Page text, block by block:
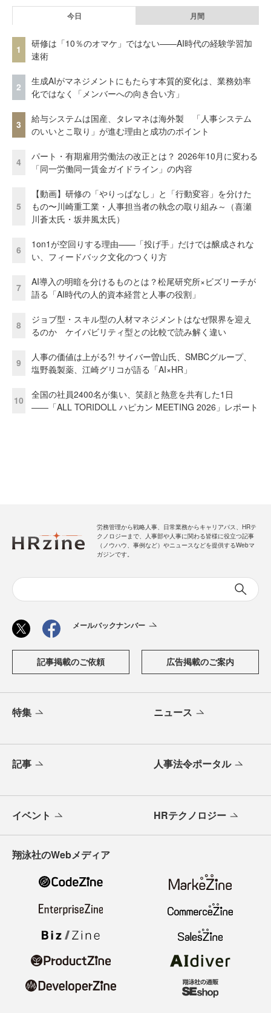
今日 月間
1
研修は「10％のオマケ」ではない——AI時代の経験学習加
速術
2
生成AIがマネジメントにもたらす本質的変化は、業務効率
化ではなく「メンバーへの向き合い方」
3
給与システムは国産、タレマネは海外製 「人事システム
のいいとこ取り」が進む理由と成功のポイント
4
パート・有期雇用労働法の改正とは？ 2026年10月に変わる
「同一労働同一賃金ガイドライン」の内容
5
【動画】研修の「やりっぱなし」と「行動変容」を分けた
もの〜川崎重工業・人事担当者の執念の取り組み～（喜瀬
川蒼太氏・坂井風太氏）
6
1on1が空回りする理由——「投げ手」だけでは醸成されな
い、フィードバック文化のつくり方
7
AI導入の明暗を分けるものとは？松尾研究所×ビズリーチが
語る「AI時代の人的資本経営と人事の役割」
8
ジョブ型・スキル型の人材マネジメントはなぜ限界を迎え
るのか ケイパビリティ型との比較で読み解く違い
9
人事の価値は上がる?! サイバー曽山氏、SMBCグループ、
塩野義製薬、江崎グリコが語る「AI×HR」
10
全国の社員2400名が集い、笑顔と熱意を共有した1日
――「ALL TORIDOLL ハピカン MEETING 2026」レポート
労務管理から戦略人事、日常業務からキャリアパス、HRテ
クノロジーまで、人事部や人事に関わる皆様に役立つ記事
（ノウハウ、事例など）やニュースなどを提供するWebマ
ガジンです。
メールバックナンバー
記事掲載のご依頼 広告掲載のご案内
特集 ニュース
記事 人事法令ポータル
イベント HRテクノロジー
翔泳社のWebメディア